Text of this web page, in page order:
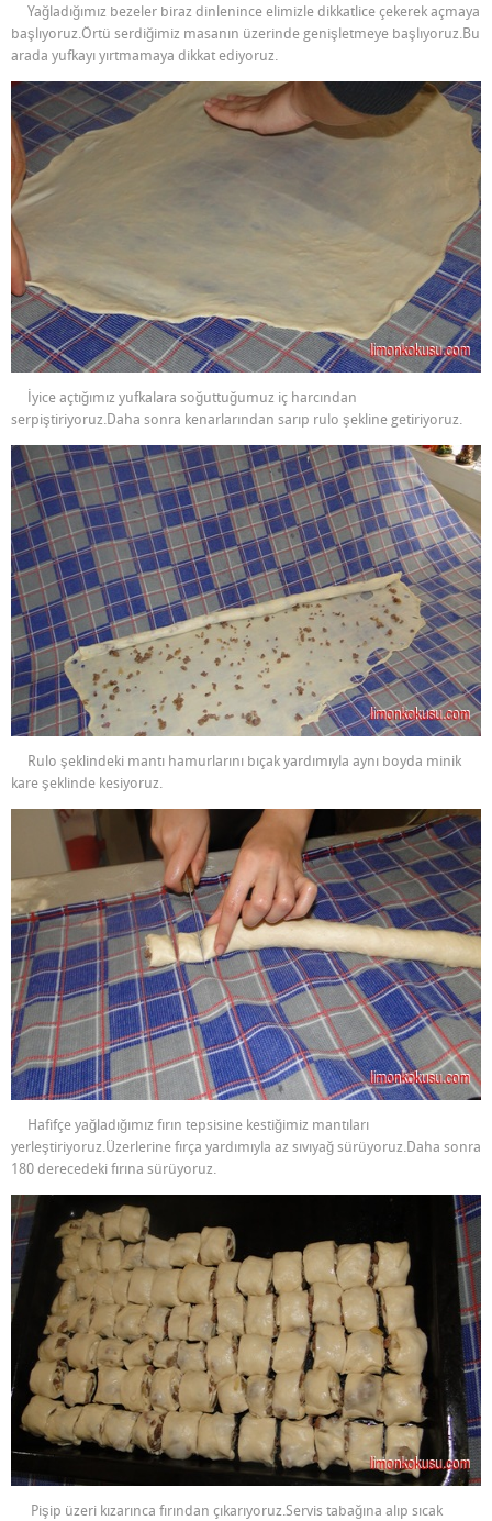
Yağladığımız bezeler biraz dinlenince elimizle dikkatlice çekerek açmaya
başlıyoruz.Örtü serdiğimiz masanın üzerinde genişletmeye başlıyoruz.Bu
arada yufkayı yırtmamaya dikkat ediyoruz.
İyice açtığımız yufkalara soğuttuğumuz iç harcından
serpiştiriyoruz.Daha sonra kenarlarından sarıp rulo şekline getiriyoruz.
Rulo şeklindeki mantı hamurlarını bıçak yardımıyla aynı boyda minik
kare şeklinde kesiyoruz.
Hafifçe yağladığımız fırın tepsisine kestiğimiz mantıları
yerleştiriyoruz.Üzerlerine fırça yardımıyla az sıvıyağ sürüyoruz.Daha sonra
180 derecedeki fırına sürüyoruz.
Pişip üzeri kızarınca fırından çıkarıyoruz.Servis tabağına alıp sıcak